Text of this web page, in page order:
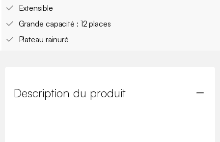
Extensible
Grande capacité : 12 places
Plateau rainuré
Description du produit